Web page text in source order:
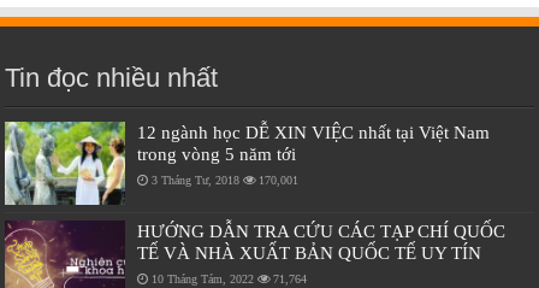
Tin đọc nhiều nhất
12 ngành học DỄ XIN VIỆC nhất tại Việt Nam
trong vòng 5 năm tới
3 Tháng Tư, 2018 170,001
HƯỚNG DẪN TRA CỨU CÁC TẠP CHÍ QUỐC
TẾ VÀ NHÀ XUẤT BẢN QUỐC TẾ UY TÍN
10 Tháng Tám, 2022 71,764